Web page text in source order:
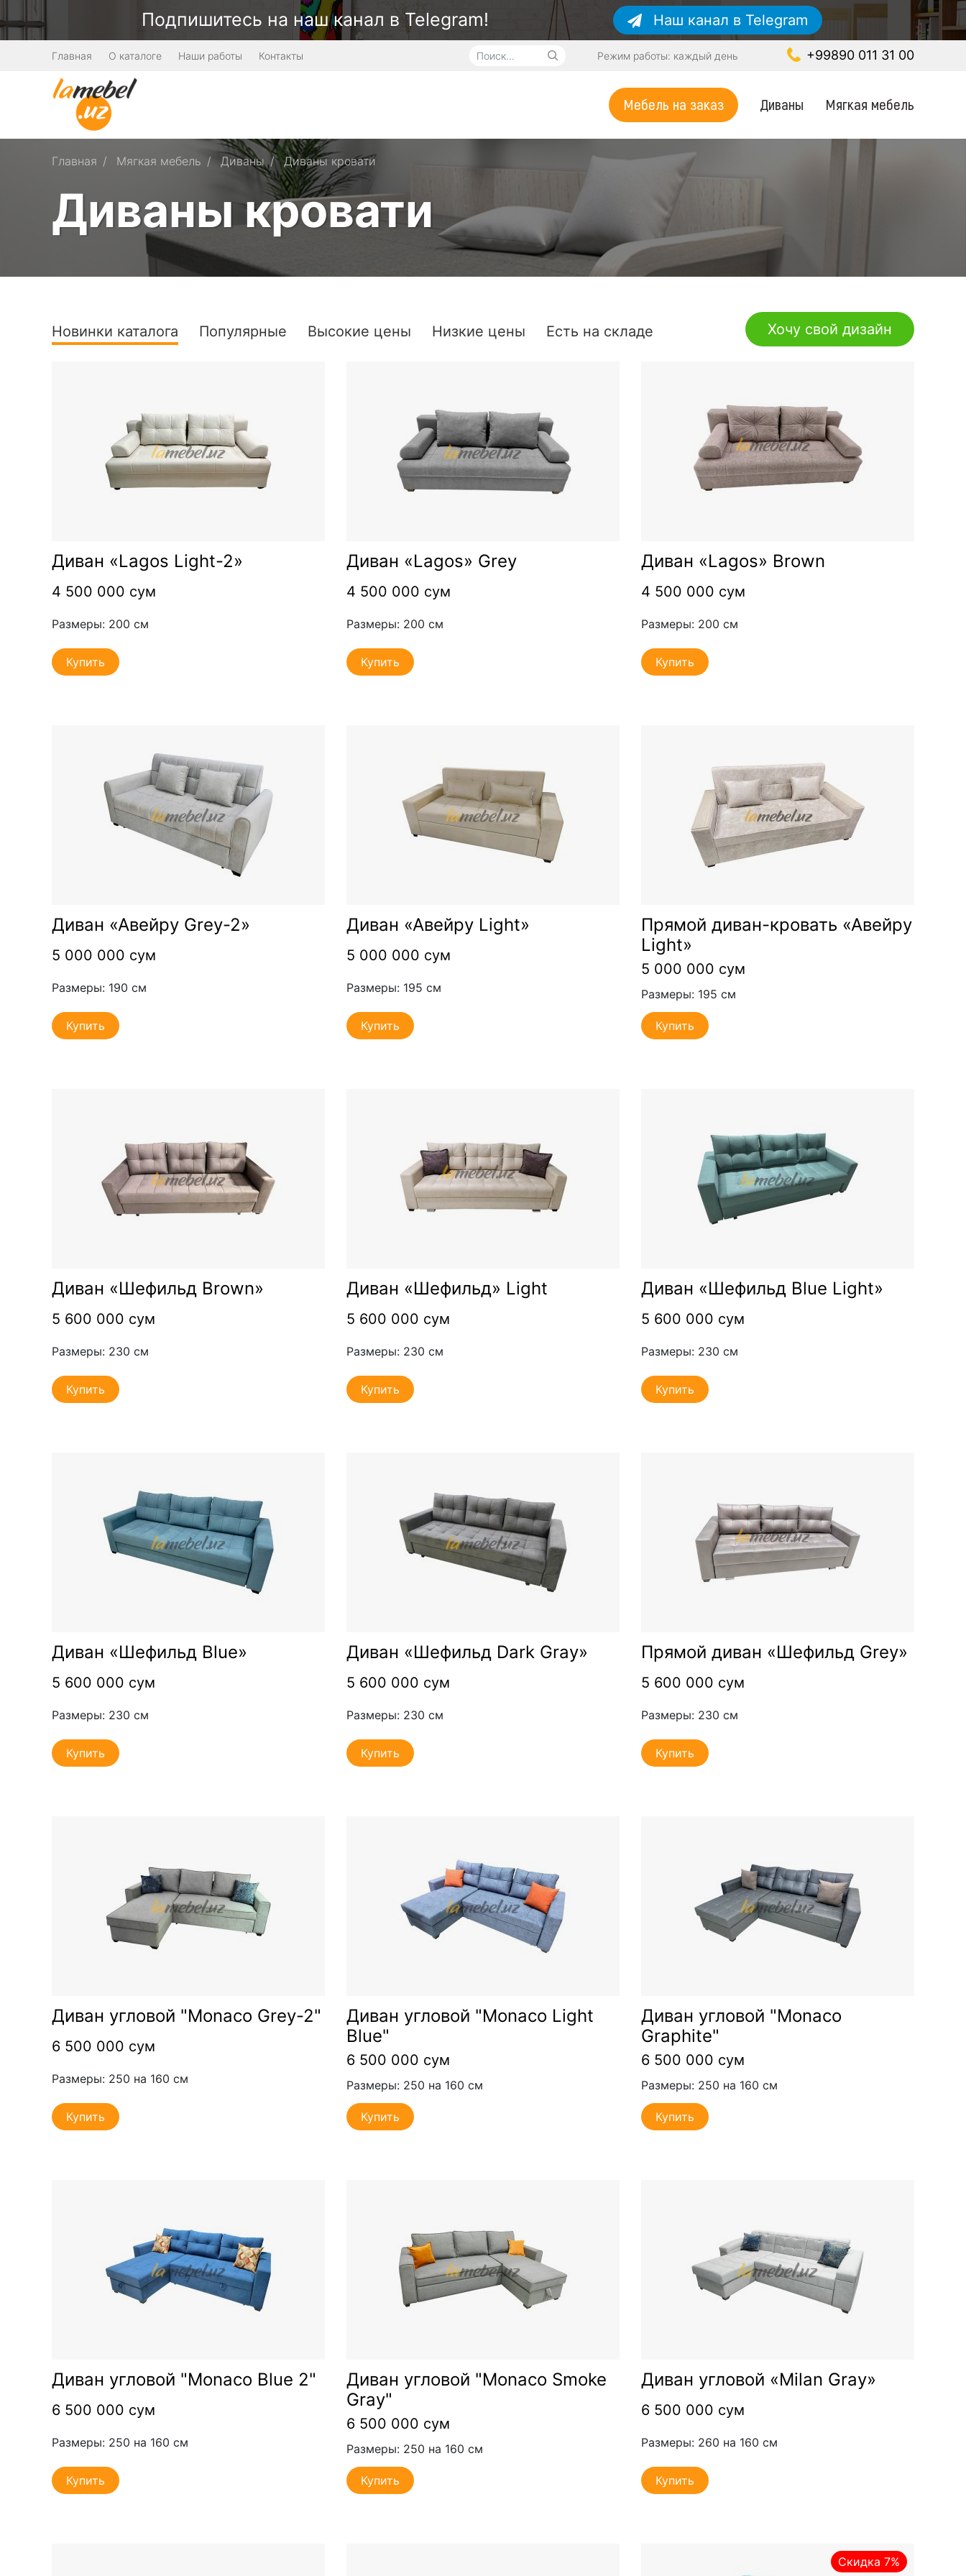
Подпишитесь на наш канал в Telegram! Наш канал в Telegram
Главная О каталоге Наши работы Контакты Режим работы: каждый день +99890 011 31 00
Мебель на заказ Диваны Мягкая мебель
Главная Мягкая мебель Диваны Диваны кровати
Диваны кровати
Новинки каталога Популярные Высокие цены Низкие цены Есть на складе Хочу свой дизайн
Диван «Lagos Light-2»
4 500 000 сум
Размеры: 200 см
Купить
Диван «Lagos» Grey
4 500 000 сум
Размеры: 200 см
Купить
Диван «Lagos» Brown
4 500 000 сум
Размеры: 200 см
Купить
Диван «Авейру Grey-2»
5 000 000 сум
Размеры: 190 см
Купить
Диван «Авейру Light»
5 000 000 сум
Размеры: 195 см
Купить
Прямой диван-кровать «Авейру
Light»
5 000 000 сум
Размеры: 195 см
Купить
Диван «Шефильд Brown»
5 600 000 сум
Размеры: 230 см
Купить
Диван «Шефильд» Light
5 600 000 сум
Размеры: 230 см
Купить
Диван «Шефильд Blue Light»
5 600 000 сум
Размеры: 230 см
Купить
Диван «Шефильд Blue»
5 600 000 сум
Размеры: 230 см
Купить
Диван «Шефильд Dark Gray»
5 600 000 сум
Размеры: 230 см
Купить
Прямой диван «Шефильд Grey»
5 600 000 сум
Размеры: 230 см
Купить
Диван угловой "Monaco Grey-2"
6 500 000 сум
Размеры: 250 на 160 см
Купить
Диван угловой "Monaco Light
Blue"
6 500 000 сум
Размеры: 250 на 160 см
Купить
Диван угловой "Monaco
Graphite"
6 500 000 сум
Размеры: 250 на 160 см
Купить
Диван угловой "Monaco Blue 2"
6 500 000 сум
Размеры: 250 на 160 см
Купить
Диван угловой "Monaco Smoke
Gray"
6 500 000 сум
Размеры: 250 на 160 см
Купить
Диван угловой «Milan Gray»
6 500 000 сум
Размеры: 260 на 160 см
Купить
Скидка 7%